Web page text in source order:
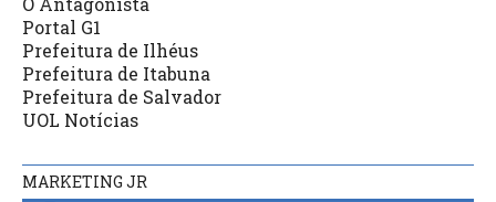
Portal G1
Prefeitura de Ilhéus
Prefeitura de Itabuna
Prefeitura de Salvador
UOL Notícias
MARKETING JR